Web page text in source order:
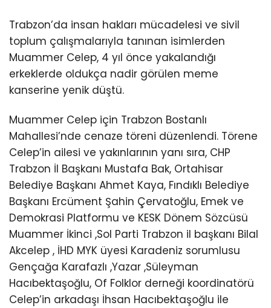
Trabzon’da insan hakları mücadelesi ve sivil
toplum çalışmalarıyla tanınan isimlerden
Muammer Celep, 4 yıl önce yakalandığı
erkeklerde oldukça nadir görülen meme
kanserine yenik düştü.
Muammer Celep için Trabzon Bostanlı
Mahallesi’nde cenaze töreni düzenlendi. Törene
Celep’in ailesi ve yakınlarının yanı sıra, CHP
Trabzon İl Başkanı Mustafa Bak, Ortahisar
Belediye Başkanı Ahmet Kaya, Fındıklı Belediye
Başkanı Ercüment Şahin Çervatoğlu, Emek ve
Demokrasi Platformu ve KESK Dönem Sözcüsü
Muammer İkinci ,Sol Parti Trabzon il başkanı Bilal
Akcelep , İHD MYK üyesi Karadeniz sorumlusu
Gençağa Karafazlı ,Yazar ,Süleyman
Hacıbektaşoğlu, Of Folklor derneği koordinatörü
Celep’in arkadaşı İhsan Hacıbektaşoğlu ile